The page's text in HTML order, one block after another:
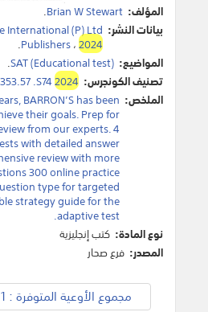
المؤلف: Brian W Stewart
.
بيانات النشر: International (P) Ltd
Publishers،2024
.
المواضيع: SAT (Educational test)
.
تصنيف الكونجرس:
.S742024
الملخص: BARRON’S has been
their goals. Prep for
from our experts. 4
with detailed answer
review with more
300 online practice
type for targeted
strategy guide for the
adaptive test.
نوع المادة: كتب إنجليزية
المصدر: فرع صحار
مجموع الأوعية المتوفرة : 1